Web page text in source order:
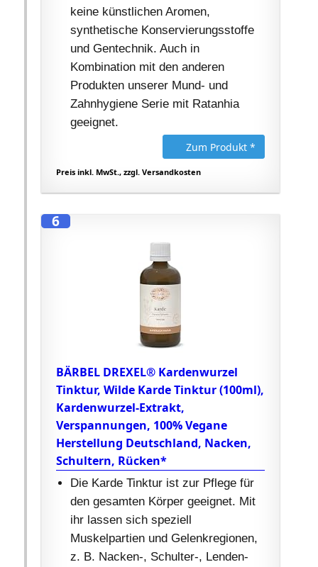
keine künstlichen Aromen,
synthetische Konservierungsstoffe
und Gentechnik. Auch in
Kombination mit den anderen
Produkten unserer Mund- und
Zahnhygiene Serie mit Ratanhia
geeignet.
Zum Produkt *
Preis inkl. MwSt., zzgl. Versandkosten
6
BÄRBEL DREXEL® Kardenwurzel
Tinktur, Wilde Karde Tinktur (100ml),
Kardenwurzel-Extrakt,
Verspannungen, 100% Vegane
Herstellung Deutschland, Nacken,
Schultern, Rücken*
Die Karde Tinktur ist zur Pflege für
den gesamten Körper geeignet. Mit
ihr lassen sich speziell
Muskelpartien und Gelenkregionen,
z. B. Nacken-, Schulter-, Lenden-